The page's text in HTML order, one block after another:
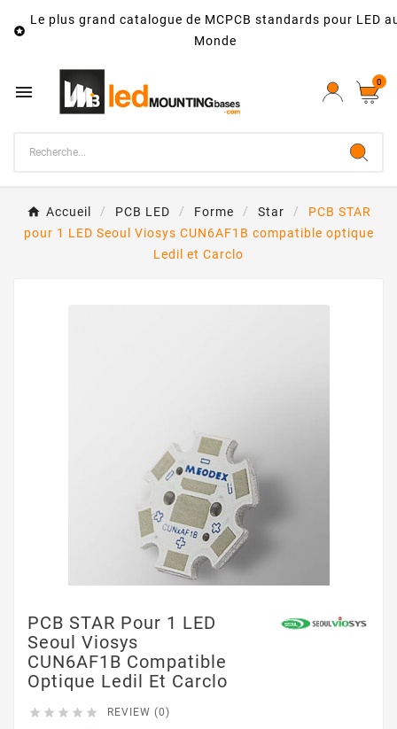

Le plus grand catalogue de MCPCB standards pour LED
Monde
 0
Accueil PCB LED Forme Star
PCB STAR
pour 1 LED Seoul Viosys CUN6AF1B compatible optique
Ledil et Carclo
PCB STAR Pour 1 LED
Seoul Viosys
CUN6AF1B Compatible
Optique Ledil Et Carclo
     REVIEW (0)